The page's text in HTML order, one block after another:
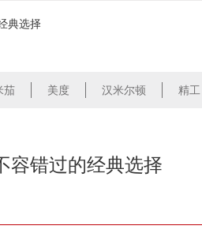
典选择
茄 美度 汉米尔顿 精工
容错过的经典选择